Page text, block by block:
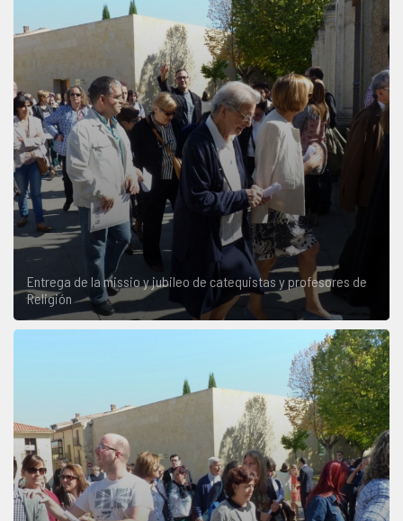
Entrega de la missio y jubileo de catequistas y profesores de
Religión